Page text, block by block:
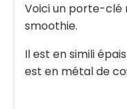
Voici un porte-clé
smoothie.
Il est en simili
est en métal de